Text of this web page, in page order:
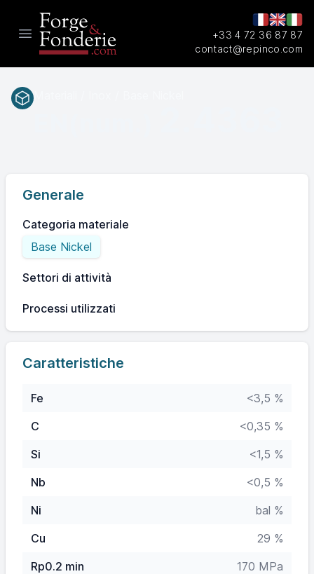
Open main menu
+33 4 72 36 87 87
contact@repinco.com
Generale
Categoria materiale
Base Nickel
Settori di attività
Processi utilizzati
Caratteristiche
Fe
<3,5 %
C
<0,35 %
Si
<1,5 %
Nb
<0,5 %
Ni
bal %
Cu
29 %
Rp0.2 min
170 MPa